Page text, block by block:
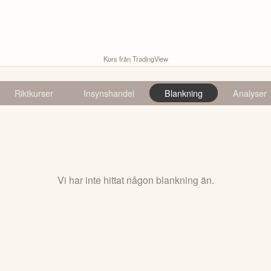
Kurs från TradingView
Riktkurser Insynshandel Blankning Analyser
Vi har inte hittat någon blankning än.